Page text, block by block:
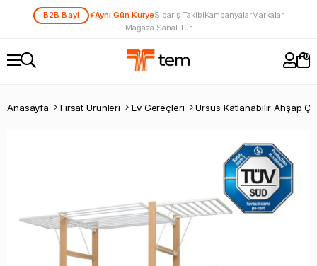
B2B Bayi ⚡Aynı Gün KuryeSipariş TakibiKampanyalarMarkalar
Mağaza Sanal Tur
0
Anasayfa Fırsat Ürünleri Ev Gereçleri